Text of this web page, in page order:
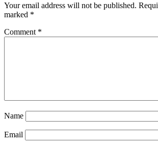
Your email address will not be published.
marked *
Comment *
Name
Email